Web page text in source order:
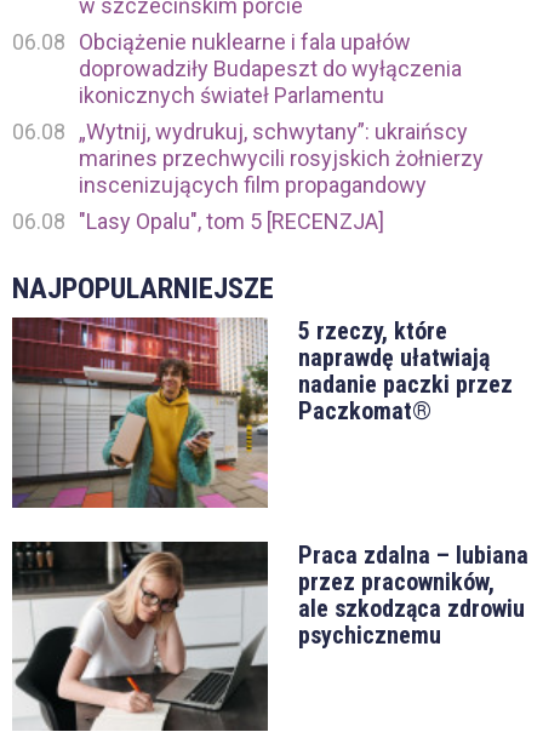
w szczecińskim porcie
06.08
Obciążenie nuklearne i fala upałów
doprowadziły Budapeszt do wyłączenia
ikonicznych świateł Parlamentu
06.08
„Wytnij, wydrukuj, schwytany”: ukraińscy
marines przechwycili rosyjskich żołnierzy
inscenizujących film propagandowy
06.08
"Lasy Opalu", tom 5 [RECENZJA]
NAJPOPULARNIEJSZE
5 rzeczy, które
naprawdę ułatwiają
nadanie paczki przez
Paczkomat®
Praca zdalna – lubiana
przez pracowników,
ale szkodząca zdrowiu
psychicznemu